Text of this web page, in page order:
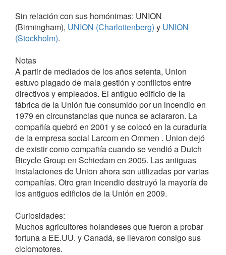
Sin relación con sus homónimas: UNION
(Birmingham), UNION (Charlottenberg) y UNION
(Stockholm).
Notas
A partir de mediados de los años setenta, Union
estuvo plagado de mala gestión y conflictos entre
directivos y empleados. El antiguo edificio de la
fábrica de la Unión fue consumido por un incendio en
1979 en circunstancias que nunca se aclararon. La
compañía quebró en 2001 y se colocó en la curaduría
de la empresa social Larcom en Ommen . Union dejó
de existir como compañía cuando se vendió a Dutch
Bicycle Group en Schiedam en 2005. Las antiguas
instalaciones de Union ahora son utilizadas por varias
compañías. Otro gran incendio destruyó la mayoría de
los antiguos edificios de la Unión en 2009.
Curiosidades:
Muchos agricultores holandeses que fueron a probar
fortuna a EE.UU. y Canadá, se llevaron consigo sus
ciclomotores.